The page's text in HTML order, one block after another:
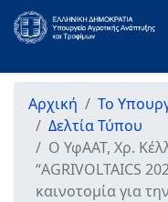
Αρχική Το
Δελτία Τύπου
Ο ΥφΑΑΤ, Χρ.
“AGRIVOLTAICS
καινοτομία για